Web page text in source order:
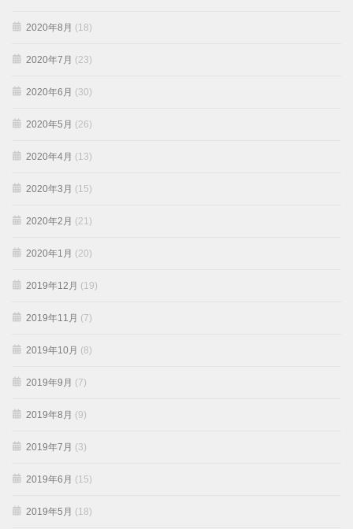
2020年8月 (18)
2020年7月 (23)
2020年6月 (30)
2020年5月 (26)
2020年4月 (13)
2020年3月 (15)
2020年2月 (21)
2020年1月 (20)
2019年12月 (19)
2019年11月 (7)
2019年10月 (8)
2019年9月 (7)
2019年8月 (9)
2019年7月 (3)
2019年6月 (15)
2019年5月 (18)